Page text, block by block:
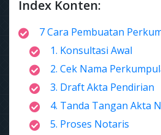
Index Konten:
7 Cara Pembuatan
1. Konsultasi Awal
2. Cek Nama
3. Draft Akta Pendirian
4. Tanda Tangan Akta
5. Proses Notaris